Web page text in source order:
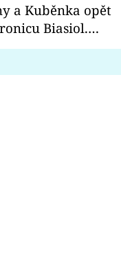
a Kuběnka opět
Biasiol.
nich falešná a